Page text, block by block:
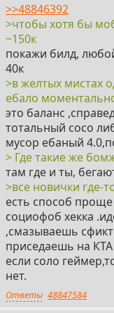
>>48846392
>чтобы хотя бы
~150к
покажи билд,
40к
>в желтых мистах
ебало
это баланс
тотальный сосо
мусор ебаный
> Где такие же
там где и ты,
>все новички где-
есть способ
социофоб хекка
,смазываешь
приседаешь на КТА
если соло
нет.
Ответы 48847584